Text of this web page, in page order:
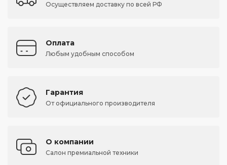
Осуществляем доставку по всей РФ
Оплата
Любым удобным способом
Гарантия
От официального производителя
О компании
Салон премиальной техники